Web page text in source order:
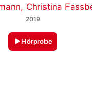
, Christina
2019
Hörprobe